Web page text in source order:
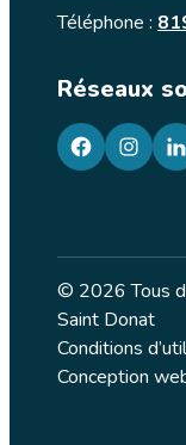
Téléphone :
Réseaux
facebook
© 2026 Tous
Saint Donat
Conditions
Conception